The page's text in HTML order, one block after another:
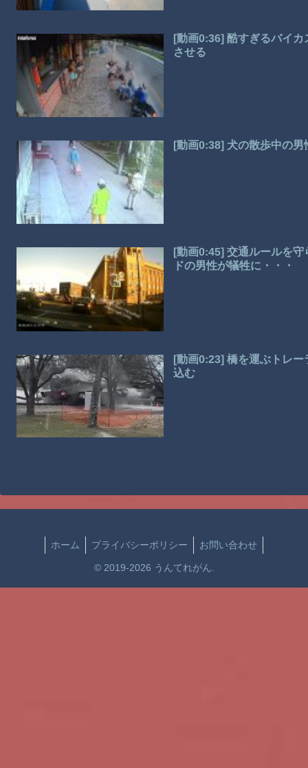
[動画0:36] 酷すぎるバイ
させる
[動画0:38] 犬の散歩中の男
[動画0:45] 交通ルールを
ドの男性が犠牲に・・・
[動画0:23] 橋を運ぶトレ
込む
ホーム プライバシーポリシー お問い合わせ
© 2019-2026 うんてれがん.